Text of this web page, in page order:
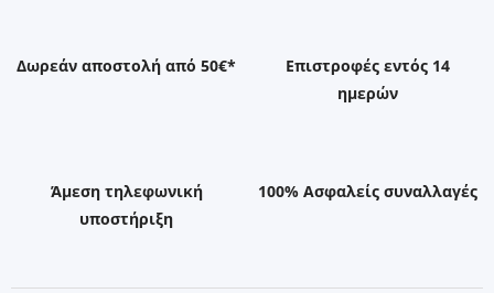
Δωρεάν αποστολή από 50€*
Επιστροφές εντός 14
ημερών
Άμεση τηλεφωνική
υποστήριξη
100% Ασφαλείς συναλλαγές